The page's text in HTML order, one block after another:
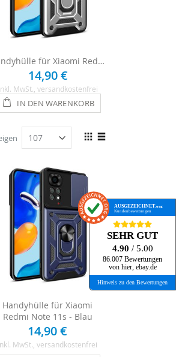
Handyhülle für Xiaomi Redmi Note 11s - Silber
14,90 €
MwSt. , versandkostenfrei
IN DEN WARENKORB
Ansicht
Handyhülle für Xiaomi
Redmi Note 11s - Blau
14,90 €
MwSt., versandkostenfrei
AUSGEZEICHNET.org
Kundenbewertungen
SEHR GUT
4.90 / 5.00
86.007 Bewertungen
von hier, ebay.de
Hinweis zu den Bewertungen